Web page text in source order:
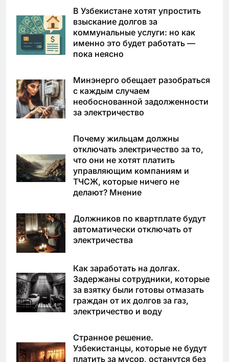
В Узбекистане хотят упростить
взыскание долгов за
коммунальные услуги: но как
именно это будет работать —
пока неясно
Минэнерго обещает разобраться
с каждым случаем
необоснованной задолженности
за электричество
Почему жильцам должны
отключать электричество за то,
что они не хотят платить
управляющим компаниям и
ТЧСЖ, которые ничего не
делают? Мнение
Должников по квартплате будут
автоматически отключать от
электричества
Как заработать на долгах.
Задержаны сотрудники, которые
за взятку были готовы отмазать
граждан от их долгов за газ,
электричество и воду
Странное решение.
Узбекистанцы, которые не будут
платить за мусор, останутся без